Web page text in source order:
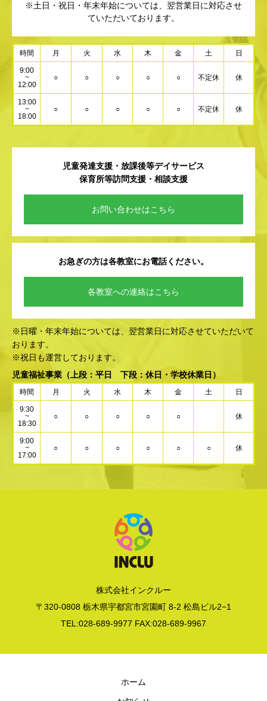
※土日・祝日・年末年始については、翌営業日に対応させ
ていただいております。
時間 月 火 水 木 金 土 日
9:00
~
12:00
○ ○ ○ ○ ○ 不定休 休
13:00
~
18:00
○ ○ ○ ○ ○ 不定休 休
児童発達支援・放課後等デイサービス
保育所等訪問支援・相談支援
お問い合わせはこちら
お急ぎの方は各教室にお電話ください。
各教室への連絡はこちら
※日曜・年末年始については、翌営業日に対応させていただいて
おります。
※祝日も運営しております。
児童福祉事業 （上段：平日 下段：休日・学校休業日）
時間 月 火 水 木 金 土 日
9:30
~
18:30
○ ○ ○ ○ ○ 休
9:00
~
17:00
○ ○ ○ ○ ○ ○ 休
株式会社インクルー
〒320-0808 栃木県宇都宮市宮園町 8-2 松島ビル2−1
TEL:028-689-9977 FAX:028-689-9967
ホーム